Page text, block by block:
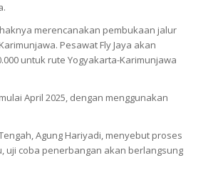
merencanakan pembukaan jalur
Pesawat Fly Jaya akan
untuk rute Yogyakarta-Karimunjawa
April 2025, dengan menggunakan
Agung Hariyadi, menyebut proses
uji coba penerbangan akan berlangsung